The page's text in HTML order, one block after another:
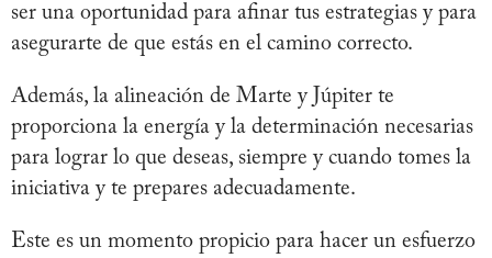
ser una oportunidad para afinar tus estrategias y para
asegurarte de que estás en el camino correcto.
Además, la alineación de Marte y Júpiter te
proporciona la energía y la determinación necesarias
para lograr lo que deseas, siempre y cuando tomes la
iniciativa y te prepares adecuadamente.
Este es un momento propicio para hacer un esfuerzo